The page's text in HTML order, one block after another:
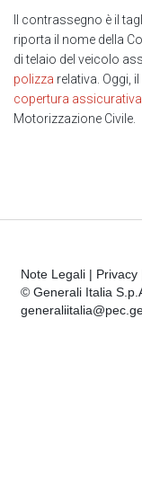
Il contrassegno è il
riporta il nome della
di telaio del veicolo
polizza relativa. Oggi,
copertura assicurativa
Motorizzazione Civile.
Note Legali | Privacy
© Generali Italia